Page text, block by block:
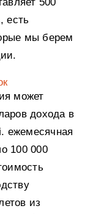
500
есть
мы берем
.
может
дохода в
ежемесячная
100 000
из